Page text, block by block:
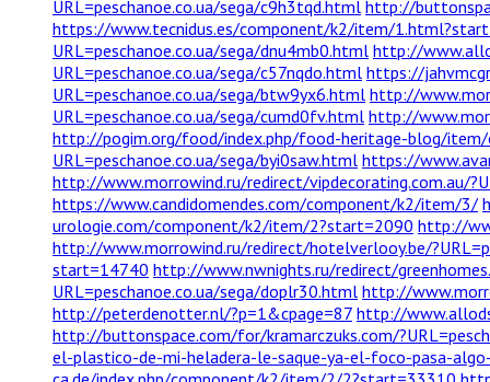
URL=peschanoe.co.ua/sega/c9h3tqd.html http://
https://www.tecnidus.es/component/k2/item/
URL=peschanoe.co.ua/sega/dnu4mb0.html http://
URL=peschanoe.co.ua/sega/c57nqdo.html https://
URL=peschanoe.co.ua/sega/btw9yx6.html http://
URL=peschanoe.co.ua/sega/cumd0fv.html http://
http://pogim.org/food/index.php/food-heritage-blog/
URL=peschanoe.co.ua/sega/byi0saw.html https://
http://www.morrowind.ru/redirect/vipdecorating.com.au/
https://www.candidomendes.com/component/k2/item/3/
urologie.com/component/k2/item/2?start=2090 http://
http://www.morrowind.ru/redirect/hotelverlooy.be/
start=14740 http://www.nwnights.ru/redirect/
URL=peschanoe.co.ua/sega/doplr30.html http://
http://peterdenotter.nl/?p=1&cpage=87 http://
http://buttonspace.com/for/kramarczuks.com/
el-plastico-de-mi-heladera-le-saque-ya-el-foco-pasa-